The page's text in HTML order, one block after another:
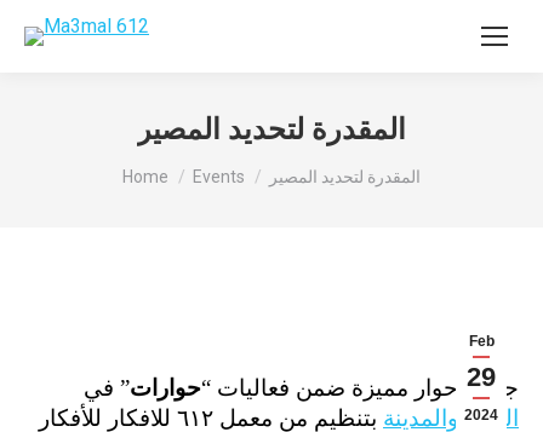
المقدرة لتحديد المصير
You are here:
Home Events المقدرة لتحديد المصير
Feb
29
2024
جلسة حوار مميزة ضمن فعاليات “حوارات” في
الهوية والمدينة بتنظيم من معمل ٦١٢ للافكار للأفكار